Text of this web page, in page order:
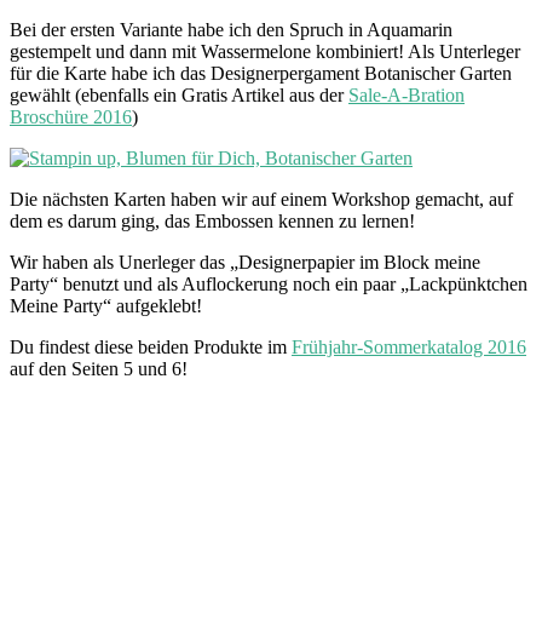
Bei der ersten Variante habe ich den Spruch in Aquamarin
gestempelt und dann mit Wassermelone kombiniert! Als Unterleger
für die Karte habe ich das Designerpergament Botanischer Garten
gewählt (ebenfalls ein Gratis Artikel aus der Sale-A-Bration
Broschüre 2016)
Die nächsten Karten haben wir auf einem Workshop gemacht, auf
dem es darum ging, das Embossen kennen zu lernen!
Wir haben als Unerleger das „Designerpapier im Block meine
Party“ benutzt und als Auflockerung noch ein paar „Lackpünktchen
Meine Party“ aufgeklebt!
Du findest diese beiden Produkte im Frühjahr-Sommerkatalog 2016
auf den Seiten 5 und 6!